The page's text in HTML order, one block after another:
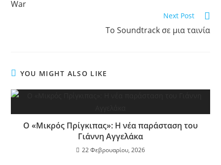
War
Next Post
Το Soundtrack σε μια ταινία
YOU MIGHT ALSO LIKE
Ο «Μικρός Πρίγκιπας»: Η νέα παράσταση του
Γιάννη Αγγελάκα
22 Φεβρουαρίου, 2026